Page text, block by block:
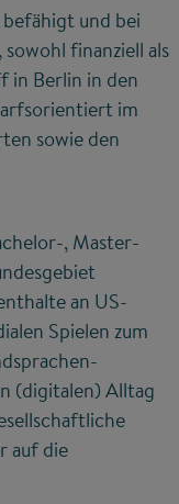
und bei
finanziell als
in Berlin in den
im
sowie den
, Master-
an US-
Spielen zum
(digitalen) Alltag
auf die